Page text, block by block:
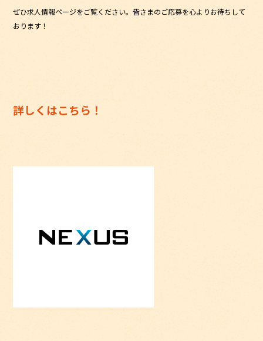
ぜひ求人情報ページをご覧ください。皆さまのご応募を心よりお待ちして
おります！
詳しくはこちら！